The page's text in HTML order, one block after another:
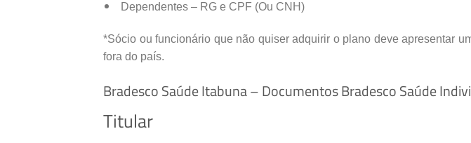
Dependentes – RG e CPF (Ou CNH)
*Sócio ou funcionário que não quiser adquirir o plano deve apresentar
fora do país.
Bradesco Saúde Itabuna – Documentos Bradesco Saúde
Titular